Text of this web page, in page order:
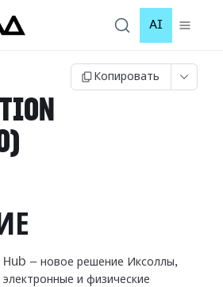
AI
Копировать
— новое решение Иксоллы,
и физические